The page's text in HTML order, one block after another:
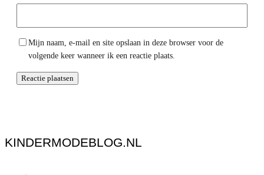
Mijn naam, e-mail en site opslaan in deze browser voor de
volgende keer wanneer ik een reactie plaats.
KINDERMODEBLOG.NL